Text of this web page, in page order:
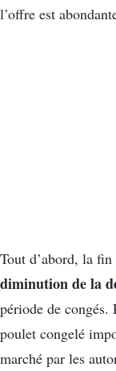
l’offre est
Tout d’abord, la fin
diminution de la
période de
poulet congelé
marché par les